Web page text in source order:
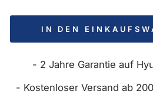
IN DEN
- 2 Jahre Garantie auf
- Kostenloser Versand ab